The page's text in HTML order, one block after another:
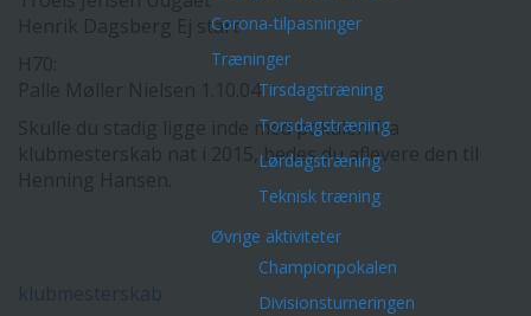
Corona-tilpasninger
Træninger
Tirsdagstræning
Torsdagstræning
Lørdagstræning
Teknisk træning
Øvrige aktiviteter
Championpokalen
Divisionsturneringen
Henrik Dagsberg Ej start
Palle Møller Nielsen 1.10.04
Skulle du stadig ligge inde med pokalen fra
klubmesterskab nat i 2015, bedes du aflevere den til